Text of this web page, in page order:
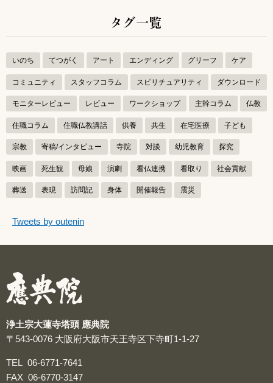
タグ一覧
いのち てつがく アート エンディング グリーフ ケア
コミュニティ スタッフコラム スピリチュアリティ ダウンロード
モニターレビュー レビュー ワークショップ 主幹コラム 仏教
住職コラム 住職仏教講話 供養 共生 在宅医療 子ども
宗教 寄稿/インタビュー 寺院 対談 幼児教育 探究
映画 死生観 母娘 演劇 看仏連携 看取り 社会貢献
葬送 表現 訪問記 身体 開催報告 震災
つぶやき
つぶやきをスキップする
Tweets by outenin
浄土宗大蓮寺塔頭 應典院
〒543-0076 大阪府大阪市天王寺区下寺町1-1-27
TEL 06-6771-7641
FAX 06-6770-3147